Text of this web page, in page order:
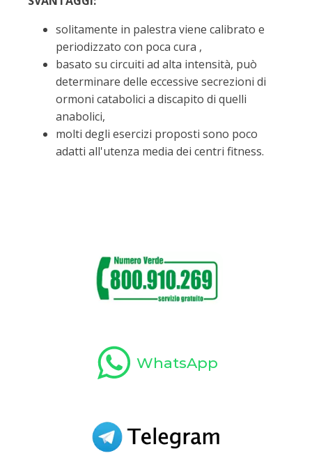
solitamente in palestra viene calibrato e
periodizzato con poca cura ,
basato su circuiti ad alta intensità, può
determinare delle eccessive secrezioni di
ormoni catabolici a discapito di quelli
anabolici,
molti degli esercizi proposti sono poco
adatti all'utenza media dei centri fitness.
WhatsApp